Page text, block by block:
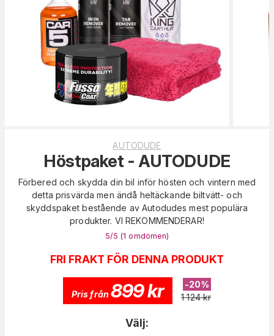
AUTODUDE
Höstpaket - AUTODUDE
Förbered och skydda din bil inför hösten och vintern med
detta prisvärda men ändå heltäckande biltvätt- och
skyddspaket bestående av Autodudes mest populära
produkter. VI REKOMMENDERAR!
5/5 (1 omdömen)
FRI FRAKT FÖR DENNA PRODUKT
Pris från899kr -20%
1 124 kr
Välj: